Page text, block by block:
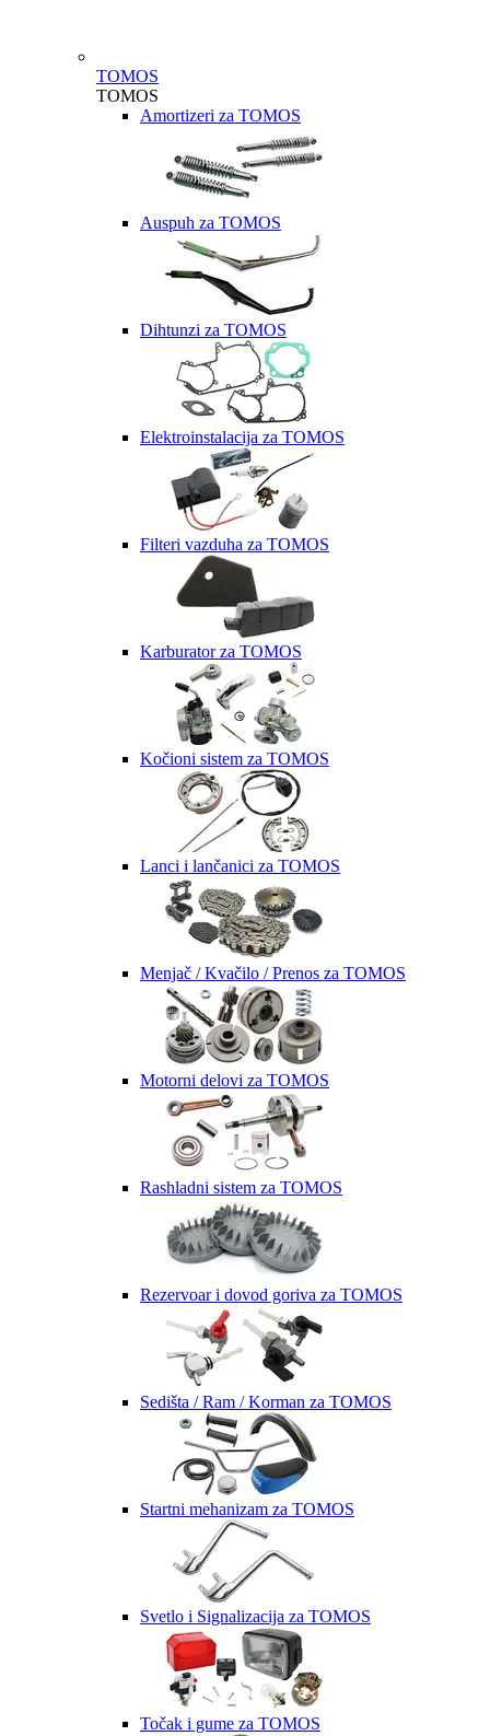
TOMOS
TOMOS
Amortizeri za TOMOS
Auspuh za TOMOS
Dihtunzi za TOMOS
Elektroinstalacija za TOMOS
Filteri vazduha za TOMOS
Karburator za TOMOS
Kočioni sistem za TOMOS
Lanci i lančanici za TOMOS
Menjač / Kvačilo / Prenos za TOMOS
Motorni delovi za TOMOS
Rashladni sistem za TOMOS
Rezervoar i dovod goriva za TOMOS
Sedišta / Ram / Korman za TOMOS
Startni mehanizam za TOMOS
Svetlo i Signalizacija za TOMOS
Točak i gume za TOMOS